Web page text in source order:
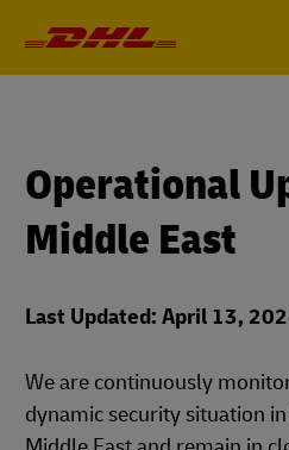
Operational
Middle East
Last Updated: April 13,
We are continuously
dynamic security situation